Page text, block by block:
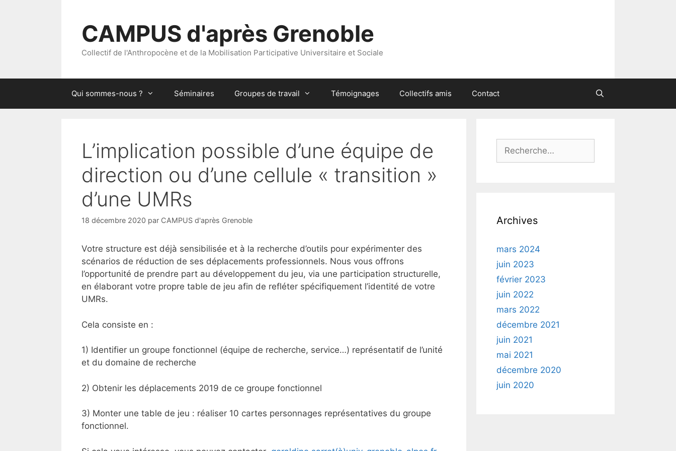
CAMPUS d'après Grenoble
Collectif de l'Anthropocène et de la Mobilisation Participative Universitaire et Sociale
Qui sommes-nous ? Séminaires Groupes de travail Témoignages Collectifs amis Contact
L’implication possible d’une équipe de
direction ou d’une cellule « transition »
d’une UMRs
18 décembre 2020 par CAMPUS d'après Grenoble
Votre structure est déjà sensibilisée et à la recherche d’outils pour expérimenter des
scénarios de réduction de ses déplacements professionnels. Nous vous offrons
l’opportunité de prendre part au développement du jeu, via une participation structurelle,
en élaborant votre propre table de jeu afin de refléter spécifiquement l’identité de votre
UMRs.
Cela consiste en :
1) Identifier un groupe fonctionnel (équipe de recherche, service…) représentatif de l’unité
et du domaine de recherche
2) Obtenir les déplacements 2019 de ce groupe fonctionnel
3) Monter une table de jeu : réaliser 10 cartes personnages représentatives du groupe
fonctionnel.
Rechercher :
Archives
mars 2024
juin 2023
février 2023
juin 2022
mars 2022
décembre 2021
juin 2021
mai 2021
décembre 2020
juin 2020